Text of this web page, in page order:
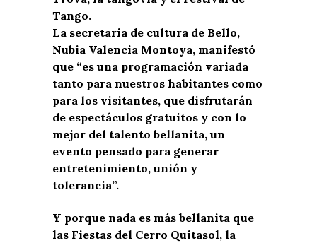
Tango.
La secretaria de cultura de Bello,
Nubia Valencia Montoya, manifestó
que “es una programación variada
tanto para nuestros habitantes como
para los visitantes, que disfrutarán
de espectáculos gratuitos y con lo
mejor del talento bellanita, un
evento pensado para generar
entretenimiento, unión y
tolerancia”.
Y porque nada es más bellanita que
las Fiestas del Cerro Quitasol, la